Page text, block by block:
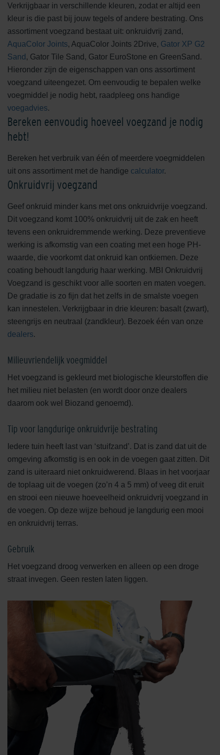
Verkrijgbaar in verschillende kleuren, zodat er altijd een
kleur is die past bij jouw tegels of andere bestrating. Ons
assortiment voegzand bestaat uit: onkruidvrij zand,
AquaColor Joints, AquaColor Joints 2Drive, Gator XP G2
Sand , Gator Tile Sand, Gator EuroStone en GreenSand.
Hieronder zijn de eigenschappen van ons assortiment
voegzand uiteengezet. Om eenvoudig te bepalen welke
voegmiddel je nodig hebt, raadpleeg ons handige
voegadvies.
Bereken eenvoudig hoeveel voegzand je nodig
hebt!
Bereken het verbruik van één of meerdere voegmiddelen
uit ons assortiment met de handige calculator.
Onkruidvrij voegzand
Geef onkruid minder kans met ons onkruidvrije voegzand.
Dit voegzand komt 100% onkruidvrij uit de zak en heeft
tevens een onkruidremmende werking. Deze preventieve
werking is afkomstig van een coating met een hoge PH-
waarde, die voorkomt dat onkruid kan ontkiemen. Deze
coating behoudt langdurig haar werking. MBI Onkruidvrij
Voegzand is geschikt voor alle soorten en maten voegen.
De gradatie is zo fijn dat het zelfs in de smalste voegen
kan innestelen. Verkrijgbaar in drie kleuren: basalt (zwart),
steengrijs en neutraal (zandkleur). Bezoek één van onze
dealers.
Milieuvriendelijk voegmiddel
Het voegzand is gekleurd met biologische kleurstoffen die
het milieu niet belasten (en wordt door onze dealers
daarom ook wel Biozand genoemd).
Tip voor langdurige onkruidvrije bestrating
Iedere tuin heeft last van ‘stuifzand’. Dat is zand dat uit de
omgeving afkomstig is en ook in de voegen gaat zitten. Dit
zand is uiteraard niet onkruidwerend. Blaas in het voorjaar
de toplaag uit de voegen (zo’n 4 a 5 mm) of veeg dit eruit
en strooi een nieuwe hoeveelheid onkruidvrij voegzand in
de voegen. Op deze wijze behoud je langdurig een mooi
en onkruidvrij terras.
Gebruik
Het voegzand droog verwerken en alleen op een droge
straat invegen. Geen resten laten liggen.